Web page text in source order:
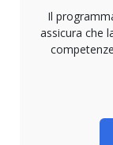
Il
assicura che